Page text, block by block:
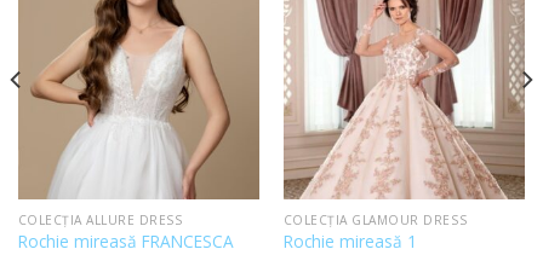
COLECȚIA ALLURE DRESS
Rochie mireasă FRANCESCA
COLECȚIA GLAMOUR DRESS
Rochie mireasă 1